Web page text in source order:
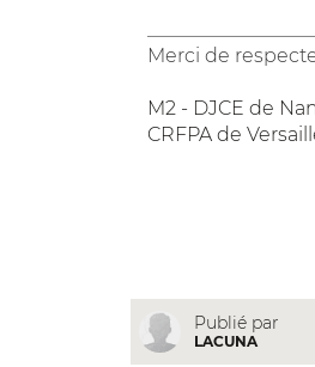
Merci de
M2 - DJCE de
CRFPA de
Publié par
LACUNA